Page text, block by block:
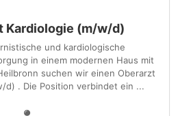
Kardiologie (m/w/d)
und kardiologische
in einem modernen Haus mit
suchen wir einen Oberarzt
d) . Die Position verbindet ein ...